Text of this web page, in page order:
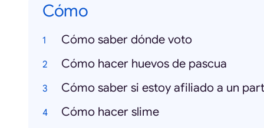
Cómo
Cómo saber dónde voto
Cómo hacer huevos de pascua
Cómo saber si estoy afiliado a un
Cómo hacer slime